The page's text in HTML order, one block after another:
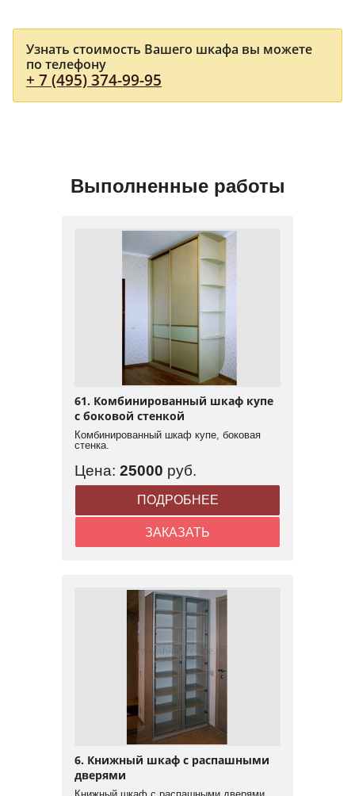
Узнать стоимость Вашего шкафа вы можете
по телефону
+ 7 (495) 374-99-95
Выполненные работы
61. Комбинированный шкаф купе
с боковой стенкой
Комбинированный шкаф купе, боковая
стенка.
Цена: 25000 руб.
ПОДРОБНЕЕ
ЗАКАЗАТЬ
6. Книжный шкаф с распашными
дверями